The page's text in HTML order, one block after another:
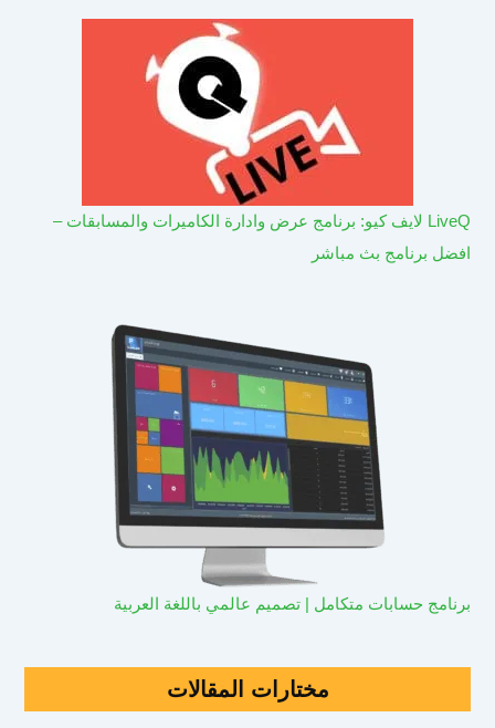
LiveQ لايف كيو: برنامج عرض وادارة الكاميرات والمسابقات –
افضل برنامج بث مباشر
برنامج حسابات متكامل | تصميم عالمي باللغة العربية
مختارات المقالات